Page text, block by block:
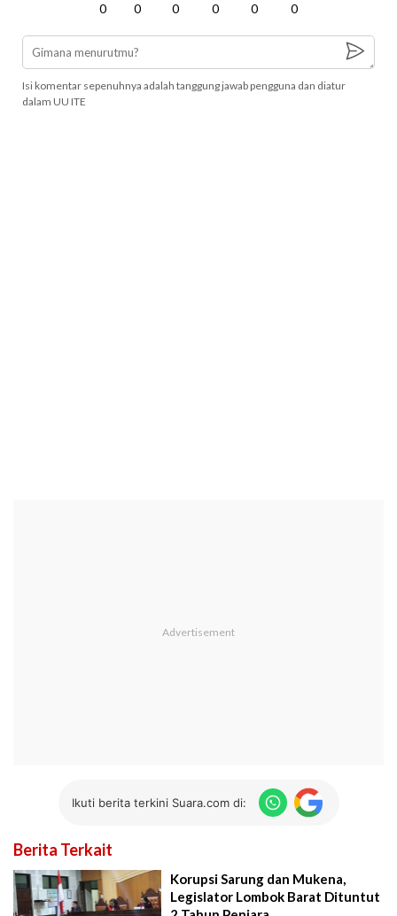
0 0 0 0 0 0
Isi komentar sepenuhnya adalah tanggung jawab pengguna dan diatur
dalam UU ITE
Ikuti berita terkini Suara.com di:
Berita Terkait
Korupsi Sarung dan Mukena,
Legislator Lombok Barat Dituntut